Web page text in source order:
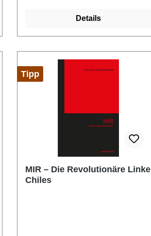
Details
Tipp
MIR – Die Revolutionäre Linke
Chiles